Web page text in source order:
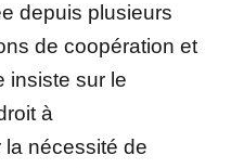
depuis plusieurs
de coopération et
insiste sur le
à
la nécessité de